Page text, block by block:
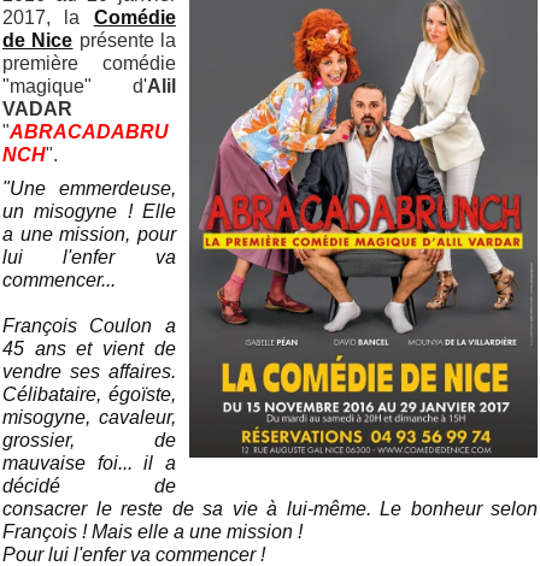
2017, la Comédie
de Nice présente la
première comédie
"magique" d'Alil
VADAR
"ABRACADABRU
NCH".
"Une emmerdeuse,
un misogyne ! Elle
a une mission, pour
lui l'enfer va
commencer...
François Coulon a
45 ans et vient de
vendre ses affaires.
Célibataire, égoïste,
misogyne, cavaleur,
grossier, de
mauvaise foi... il a
décidé de
consacrer le reste de sa vie à lui-même. Le bonheur selon
François ! Mais elle a une mission !
Pour lui l'enfer va commencer !